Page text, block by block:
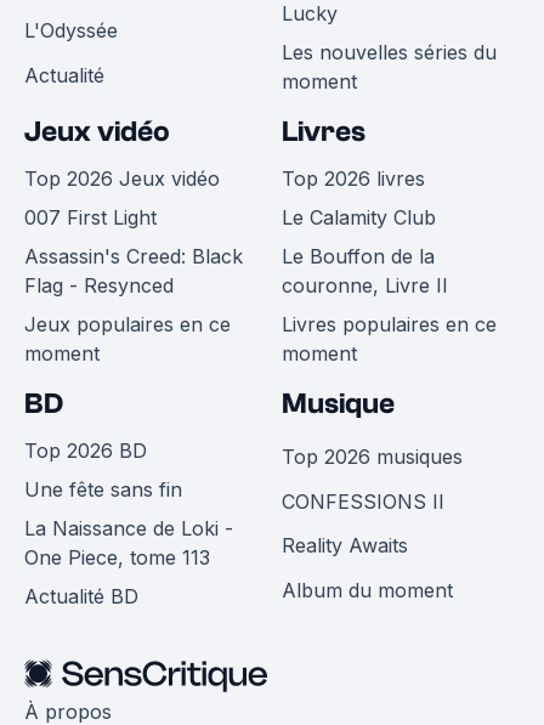
L'Odyssée
Actualité
Lucky
Les nouvelles séries du
moment
Jeux vidéo
Top 2026 Jeux vidéo
007 First Light
Assassin's Creed: Black
Flag - Resynced
Jeux populaires en ce
moment
Livres
Top 2026 livres
Le Calamity Club
Le Bouffon de la
couronne, Livre II
Livres populaires en ce
moment
BD
Top 2026 BD
Une fête sans fin
La Naissance de Loki -
One Piece, tome 113
Actualité BD
Musique
Top 2026 musiques
CONFESSIONS II
Reality Awaits
Album du moment
À propos